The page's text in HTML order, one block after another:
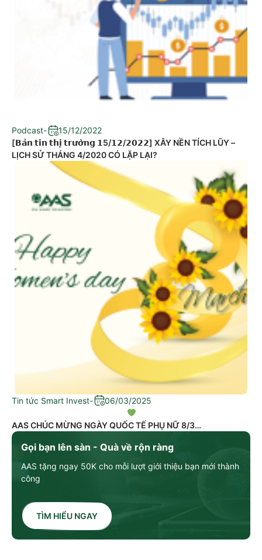
Gọi bạn lên sàn - Quà về rộn ràng
AAS tặng ngay 50K cho mỗi lượt giới thiệu bạn mới thành
công
TÌM HIỂU NGAY
Podcast-
15/12/2022
[𝗕𝗮̉𝗻 𝘁𝗶𝗻 𝘁𝗵𝗶̣ 𝘁𝗿𝘂̛𝗼̛̀𝗻𝗴 𝟭5/𝟭𝟮/𝟮𝟬𝟮𝟮] XÂY NỀN TÍCH LŨY –
LỊCH SỬ THÁNG 4/2020 CÓ LẶP LẠI?
Tin tức Smart Invest- 06/03/2025
AAS CHÚC MỪNG NGÀY QUỐC TẾ PHỤ NỮ 8/3